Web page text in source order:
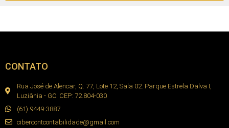
CONTATO
Rua José de Alencar, Q. 77, Lote 12, Sala 02. Parque Estrela Dalva I,
Luziânia - GO. CEP: 72.804-030
(61) 9449-3887
cibercontcontabilidade@gmail.com